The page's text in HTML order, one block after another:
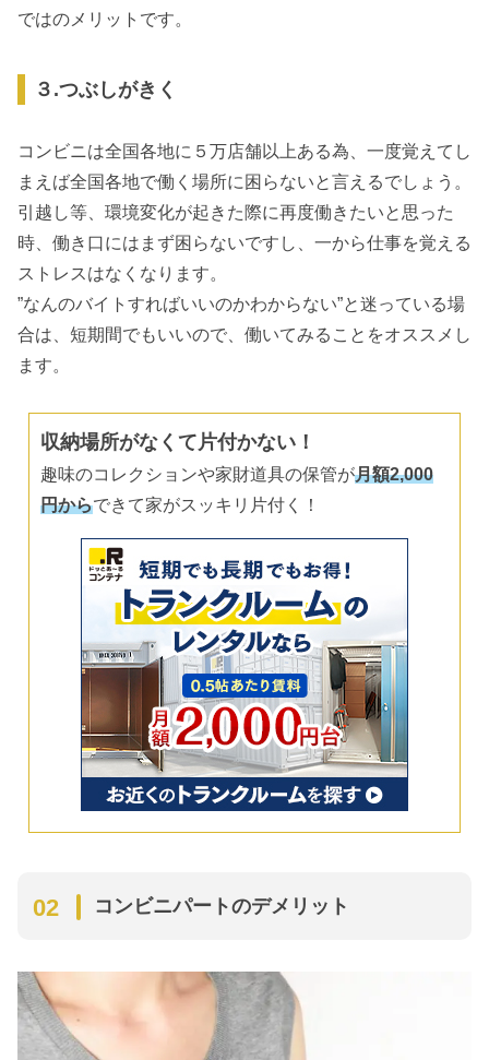
ではのメリットです。
３.つぶしがきく
コンビニは全国各地に５万店舗以上ある為、一度覚えてし
まえば全国各地で働く場所に困らないと言えるでしょう。
引越し等、環境変化が起きた際に再度働きたいと思った
時、働き口にはまず困らないですし、一から仕事を覚える
ストレスはなくなります。
”なんのバイトすればいいのかわからない”と迷っている場
合は、短期間でもいいので、働いてみることをオススメし
ます。
収納場所がなくて片付かない！
趣味のコレクションや家財道具の保管が月額2,000
円からできて家がスッキリ片付く！
コンビニパートのデメリット